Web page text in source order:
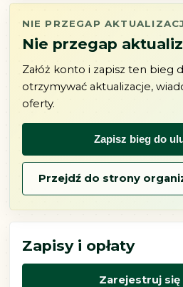
NIE PRZEGAP
Nie przegap
Załóż konto i zapisz ten bieg
otrzymywać aktualizacje,
oferty.
Zapisz bieg do
Przejdź do strony
Zapisy i opłaty
Zarejestruj się